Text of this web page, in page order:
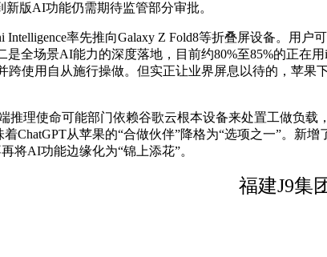
版AI功能仍需期待监管部分审批。
率先推向Galaxy Z Fold8等折叠屏设备。用户
是全场景AI能力的深度落地，目前约80%至85%的正
使用自从施行操做。但实正让业界屏息以待的，苹果
使命可能部门依赖谷歌云根本设备来处置工做负载
ChatGPT从苹果的“合做伙伴”降格为“选项之一”。新
将AI功能边缘化为“锦上添花”。
福建J9集